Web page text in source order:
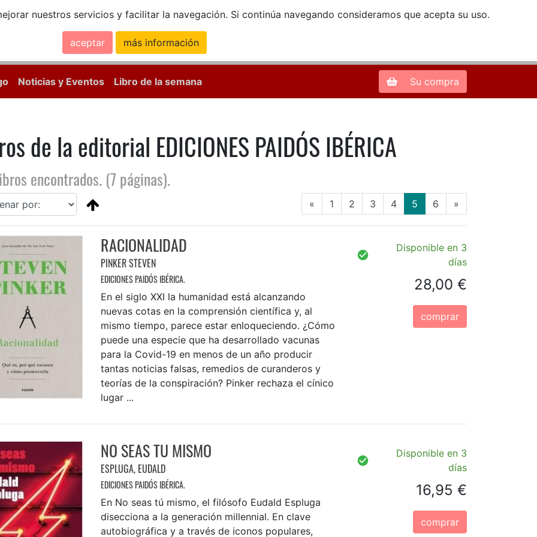
nuestros servicios y facilitar la navegación. Si continúa navegando consideramos que acepta su uso.
aceptar más información
Zona de Clientes
Noticias y Eventos Libro de la semana Su compra
de la editorial EDICIONES PAIDÓS IBÉRICA
encontrados. (7 páginas).
« 1 2 3 4 5(current)
6 »
RACIONALIDAD
PINKER STEVEN
EDICIONES PAIDÓS IBÉRICA.
En el siglo XXI la humanidad está alcanzando
nuevas cotas en la comprensión científica y, al
mismo tiempo, parece estar enloqueciendo. ¿Cómo
puede una especie que ha desarrollado vacunas
para la Covid-19 en menos de un año producir
tantas noticias falsas, remedios de curanderos y
teorías de la conspiración? Pinker rechaza el cínico
lugar ...
Disponible en 3
días
28,00 €
comprar
NO SEAS TU MISMO
ESPLUGA, EUDALD
EDICIONES PAIDÓS IBÉRICA.
En No seas tú mismo, el filósofo Eudald Espluga
disecciona a la generación millennial. En clave
autobiográfica y a través de iconos populares,
Disponible en 3
días
16,95 €
comprar